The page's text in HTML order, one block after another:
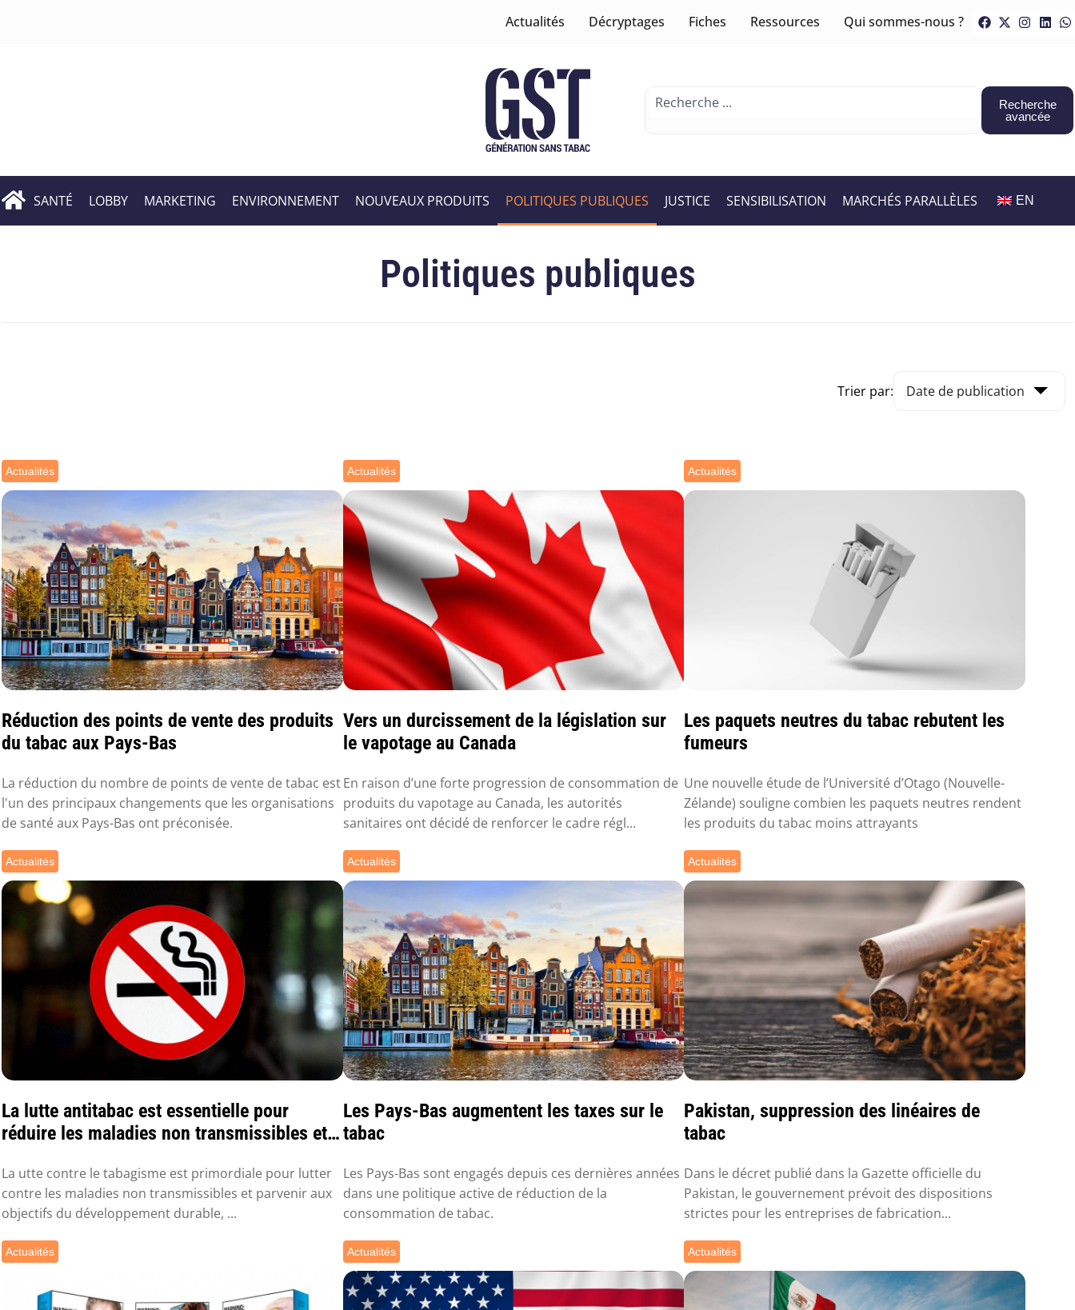
Actualités Décryptages Fiches Ressources Qui sommes-nous ?
Recherche
avancée
SANTÉ LOBBY MARKETING ENVIRONNEMENT NOUVEAUX PRODUITS POLITIQUES PUBLIQUES JUSTICE SENSIBILISATION MARCHÉS PARALLÈLES EN
Politiques publiques
Trier par:
Actualités
Réduction des points de vente des produits
du tabac aux Pays-Bas
La réduction du nombre de points de vente de tabac est
l'un des principaux changements que les organisations
de santé aux Pays-Bas ont préconisée.
Actualités
Vers un durcissement de la législation sur
le vapotage au Canada
En raison d’une forte progression de consommation de
produits du vapotage au Canada, les autorités
sanitaires ont décidé de renforcer le cadre régl...
Actualités
Les paquets neutres du tabac rebutent les
fumeurs
Une nouvelle étude de l’Université d’Otago (Nouvelle-
Zélande) souligne combien les paquets neutres rendent
les produits du tabac moins attrayants
Actualités
La lutte antitabac est essentielle pour
réduire les maladies non transmissibles et
La utte contre le tabagisme est primordiale pour lutter
contre les maladies non transmissibles et parvenir aux
objectifs du développement durable, ...
Actualités
Les Pays-Bas augmentent les taxes sur le
tabac
Les Pays-Bas sont engagés depuis ces dernières années
dans une politique active de réduction de la
consommation de tabac.
Actualités
Pakistan, suppression des linéaires de
tabac
Dans le décret publié dans la Gazette officielle du
Pakistan, le gouvernement prévoit des dispositions
strictes pour les entreprises de fabrication...
Actualités Actualités Actualités